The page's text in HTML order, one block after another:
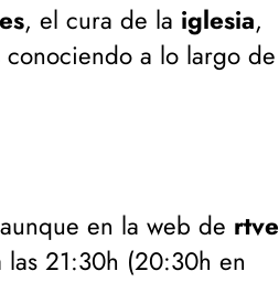
, el cura de la iglesia,
conociendo a lo largo de
en la web de rtve
21:30h (20:30h en